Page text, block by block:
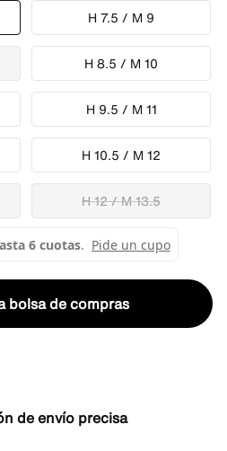
H 7.5 / M 9
H 8.5 / M 10
H 9.5 / M 11
H 10.5 / M 12
H 12 / M 13.5
bolsa de compras
de envío precisa